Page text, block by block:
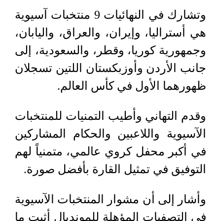
وتشارك في النهائيات 9 منتخبات آسيوية
هي أستراليا، وإيران، والعراق، واليابان،
وجمهورية كوريا، وقطر، والسعودية، إلى
جانب الأردن وأوزبكستان اللتين تسجلان
ظهورهما الأول في كأس العالم.
وقدم التهاني وأطيب التمنيات للمنتخبات
الآسيوية واللاعبين والحكام المشاركين
في أكبر محفل كروي عالمي، متمنياً لهم
التوفيق في تمثيل القارة بأفضل صورة.
وأشار إلى أن مشوار المنتخبات الآسيوية
في التصفيات المؤهلة للمونديال أثبت ما